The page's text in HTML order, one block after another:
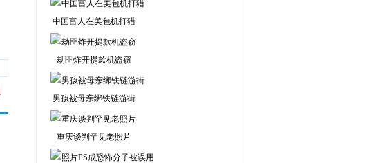
中国富人在美包机打猎
劫匪炸开提款机盗窃
男孩被母亲绑铁链游街
重庆谈判罕见老照片